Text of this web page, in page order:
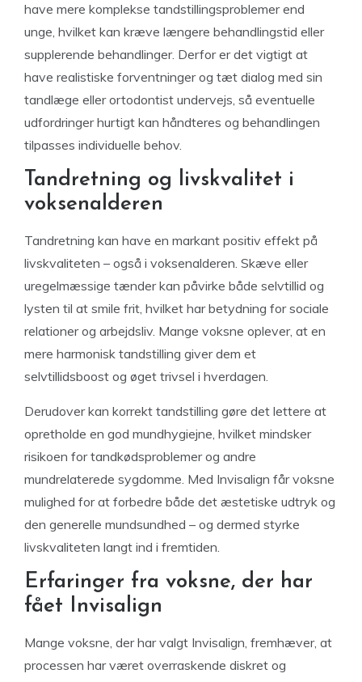
have mere komplekse tandstillingsproblemer end
unge, hvilket kan kræve længere behandlingstid eller
supplerende behandlinger. Derfor er det vigtigt at
have realistiske forventninger og tæt dialog med sin
tandlæge eller ortodontist undervejs, så eventuelle
udfordringer hurtigt kan håndteres og behandlingen
tilpasses individuelle behov.
Tandretning og livskvalitet i
voksenalderen
Tandretning kan have en markant positiv effekt på
livskvaliteten – også i voksenalderen. Skæve eller
uregelmæssige tænder kan påvirke både selvtillid og
lysten til at smile frit, hvilket har betydning for sociale
relationer og arbejdsliv. Mange voksne oplever, at en
mere harmonisk tandstilling giver dem et
selvtillidsboost og øget trivsel i hverdagen.
Derudover kan korrekt tandstilling gøre det lettere at
opretholde en god mundhygiejne, hvilket mindsker
risikoen for tandkødsproblemer og andre
mundrelaterede sygdomme. Med Invisalign får voksne
mulighed for at forbedre både det æstetiske udtryk og
den generelle mundsundhed – og dermed styrke
livskvaliteten langt ind i fremtiden.
Erfaringer fra voksne, der har
fået Invisalign
Mange voksne, der har valgt Invisalign, fremhæver, at
processen har været overraskende diskret og